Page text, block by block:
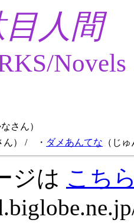
人間
Novels
さん）
） / ・ ダメあんてな （じ
ジは こち